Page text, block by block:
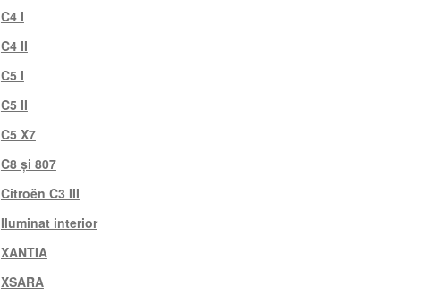
C4 I
C4 II
C5 I
C5 II
C5 X7
C8 și 807
Citroën C3 III
Iluminat interior
XANTIA
XSARA